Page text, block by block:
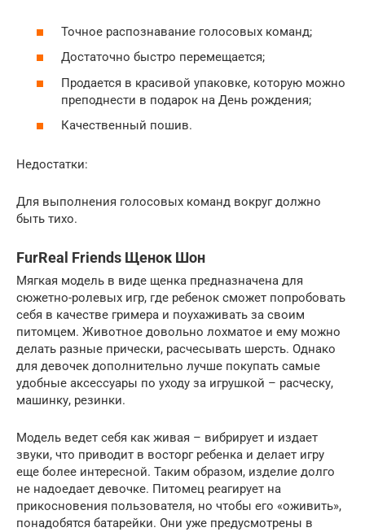
Точное распознавание голосовых команд;
Достаточно быстро перемещается;
Продается в красивой упаковке, которую можно
преподнести в подарок на День рождения;
Качественный пошив.
Недостатки:
Для выполнения голосовых команд вокруг должно
быть тихо.
FurReal Friends Щенок Шон
Мягкая модель в виде щенка предназначена для
сюжетно-ролевых игр, где ребенок сможет попробовать
себя в качестве гримера и поухаживать за своим
питомцем. Животное довольно лохматое и ему можно
делать разные прически, расчесывать шерсть. Однако
для девочек дополнительно лучше покупать самые
удобные аксессуары по уходу за игрушкой – расческу,
машинку, резинки.
Модель ведет себя как живая – вибрирует и издает
звуки, что приводит в восторг ребенка и делает игру
еще более интересной. Таким образом, изделие долго
не надоедает девочке. Питомец реагирует на
прикосновения пользователя, но чтобы его «оживить»,
понадобятся батарейки. Они уже предусмотрены в